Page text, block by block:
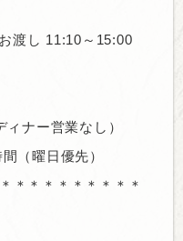
渡し 11:10～15:00
ナー営業なし）
（曜日優先）
＊＊＊＊＊＊＊＊＊